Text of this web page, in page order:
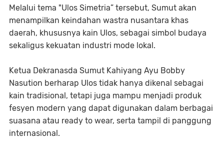
Melalui tema "Ulos Simetria” tersebut, Sumut akan
menampilkan keindahan wastra nusantara khas
daerah, khususnya kain Ulos, sebagai simbol budaya
sekaligus kekuatan industri mode lokal.
Ketua Dekranasda Sumut Kahiyang Ayu Bobby
Nasution berharap Ulos tidak hanya dikenal sebagai
kain tradisional, tetapi juga mampu menjadi produk
fesyen modern yang dapat digunakan dalam berbagai
suasana atau ready to wear, serta tampil di panggung
internasional.